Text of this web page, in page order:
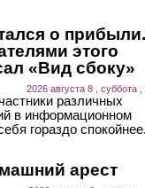
о
этого
«Вид сбоку»
2026 августа 8 , суббота ,
различных
в информационном
гораздо
арест